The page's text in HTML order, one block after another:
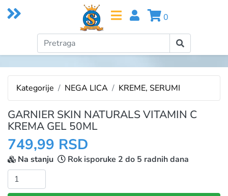
0
Kategorije NEGA LICA KREME, SERUMI
GARNIER SKIN NATURALS VITAMIN C
KREMA GEL 50ML
749,99 RSD
Na stanju
Rok isporuke 2 do 5 radnih dana